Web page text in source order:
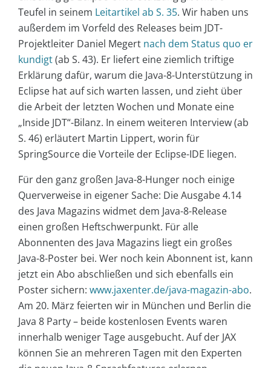
Teufel in seinem Leitartikel ab S. 35. Wir haben uns
außerdem im Vorfeld des Releases beim JDT-
Projektleiter Daniel Megert nach dem Status quo er
kundigt(ab S. 43). Er liefert eine ziemlich triftige
Erklärung dafür, warum die Java-8-Unterstützung in
Eclipse hat auf sich warten lassen, und zieht über
die Arbeit der letzten Wochen und Monate eine
„Inside JDT“-Bilanz. In einem weiteren Interview (ab
S. 46) erläutert Martin Lippert, worin für
SpringSource die Vorteile der Eclipse-IDE liegen.
Für den ganz großen Java-8-Hunger noch einige
Querverweise in eigener Sache: Die Ausgabe 4.14
des Java Magazins widmet dem Java-8-Release
einen großen Heftschwerpunkt. Für alle
Abonnenten des Java Magazins liegt ein großes
Java-8-Poster bei. Wer noch kein Abonnent ist, kann
jetzt ein Abo abschließen und sich ebenfalls ein
Poster sichern: www.jaxenter.de/java-magazin-abo.
Am 20. März feierten wir in München und Berlin die
Java 8 Party – beide kostenlosen Events waren
innerhalb weniger Tage ausgebucht. Auf der JAX
können Sie an mehreren Tagen mit den Experten